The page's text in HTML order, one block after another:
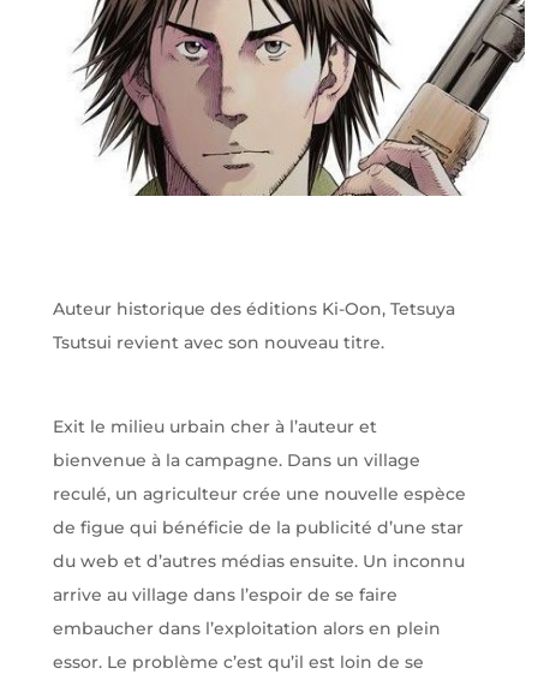
Auteur historique des éditions Ki-Oon, Tetsuya
Tsutsui revient avec son nouveau titre.
Exit le milieu urbain cher à l’auteur et
bienvenue à la campagne. Dans un village
reculé, un agriculteur crée une nouvelle espèce
de figue qui bénéficie de la publicité d’une star
du web et d’autres médias ensuite. Un inconnu
arrive au village dans l’espoir de se faire
embaucher dans l’exploitation alors en plein
essor. Le problème c’est qu’il est loin de se